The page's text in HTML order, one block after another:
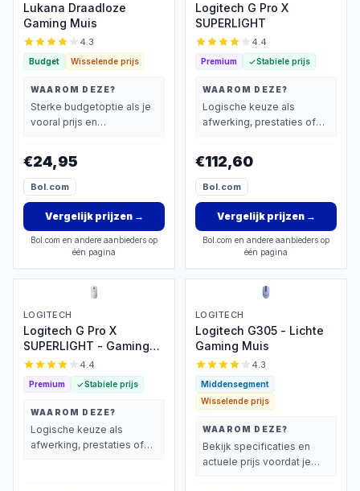
Lukana Draadloze
Gaming Muis
4.3
Budget Wisselende prijs
WAAROM DEZE?
Sterke budgetoptie als je
vooral prijs en
€24,95
Bol.com
Vergelijk prijzen→
Bol.com en andere aanbieders op
één pagina
Logitech G Pro X
SUPERLIGHT
4.4
Premium Stabiele prijs
WAAROM DEZE?
Logische keuze als
afwerking, prestaties of
€112,60
Bol.com
Vergelijk prijzen→
Bol.com en andere aanbieders op
één pagina
LOGITECH
Logitech G Pro X
SUPERLIGHT - Gaming
Muis
4.4
Premium Stabiele prijs
WAAROM DEZE?
Logische keuze als
afwerking, prestaties of
LOGITECH
Logitech G305 - Lichte
Gaming Muis
4.3
Middensegment
Wisselende prijs
WAAROM DEZE?
Bekijk specificaties en
actuele prijs voordat je